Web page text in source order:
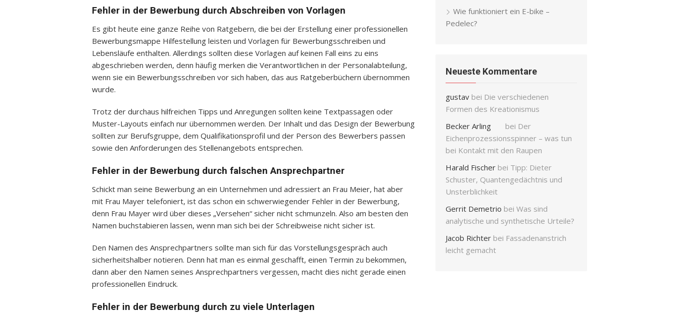
Fehler in der Bewerbung durch Abschreiben von Vorlagen
Es gibt heute eine ganze Reihe von Ratgebern, die bei der Erstellung einer professionellen
Bewerbungsmappe Hilfestellung leisten und Vorlagen für Bewerbungsschreiben und
Lebensläufe enthalten. Allerdings sollten diese Vorlagen auf keinen Fall eins zu eins
abgeschrieben werden, denn häufig merken die Verantwortlichen in der Personalabteilung,
wenn sie ein Bewerbungsschreiben vor sich haben, das aus Ratgeberbüchern übernommen
wurde.
Trotz der durchaus hilfreichen Tipps und Anregungen sollten keine Textpassagen oder
Muster-Layouts einfach nur übernommen werden. Der Inhalt und das Design der Bewerbung
sollten zur Berufsgruppe, dem Qualifikationsprofil und der Person des Bewerbers passen
sowie den Anforderungen des Stellenangebots entsprechen.
Fehler in der Bewerbung durch falschen Ansprechpartner
Schickt man seine Bewerbung an ein Unternehmen und adressiert an Frau Meier, hat aber
mit Frau Mayer telefoniert, ist das schon ein schwerwiegender Fehler in der Bewerbung,
denn Frau Mayer wird über dieses „Versehen“ sicher nicht schmunzeln. Also am besten den
Namen buchstabieren lassen, wenn man sich bei der Schreibweise nicht sicher ist.
Den Namen des Ansprechpartners sollte man sich für das Vorstellungsgespräch auch
sicherheitshalber notieren. Denn hat man es einmal geschafft, einen Termin zu bekommen,
dann aber den Namen seines Ansprechpartners vergessen, macht dies nicht gerade einen
professionellen Eindruck.
Fehler in der Bewerbung durch zu viele Unterlagen
Wie funktioniert ein E-bike –
Pedelec?
Neueste Kommentare
gustav bei Die verschiedenen
Formen des Kreationismus
Becker Arling
bei Der
Eichenprozessionsspinner – was tun
bei Kontakt mit den Raupen
Harald Fischer bei Tipp: Dieter
Schuster, Quantengedächtnis und
Unsterblichkeit
Gerrit Demetrio bei Was sind
analytische und synthetische Urteile?
Jacob Richter bei Fassadenanstrich
leicht gemacht